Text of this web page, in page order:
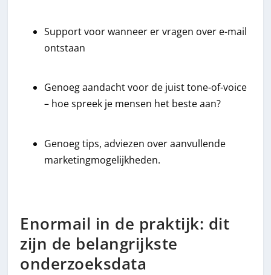
Support voor wanneer er vragen over e-mail
ontstaan
Genoeg aandacht voor de juist tone-of-voice
– hoe spreek je mensen het beste aan?
Genoeg tips, adviezen over aanvullende
marketingmogelijkheden.
Enormail in de praktijk: dit
zijn de belangrijkste
onderzoeksdata